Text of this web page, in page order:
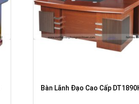
Bàn Lãnh Đạo Cao Cấp